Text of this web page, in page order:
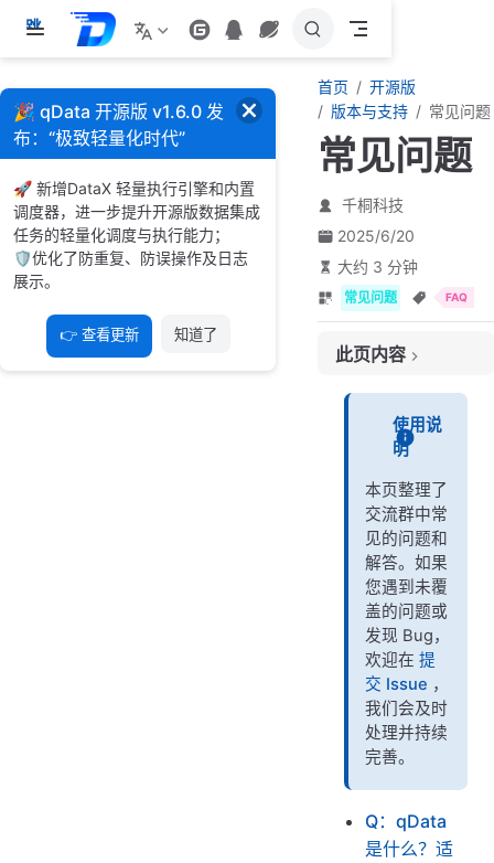
跳
內
容
首页
开源版
版本与支持
常见问题
常见问题
千桐科技
2025/6/20
大约 3 分钟
常见问题 FAQ
此页内容
使用说
明
本页整理了
交流群中常
见的问题和
解答。如果
您遇到未覆
盖的问题或
发现 Bug，
欢迎在 提
交 Issue ，
我们会及时
处理并持续
完善。
Q：qData
是什么？适
🎉 qData 开源版 v1.6.0 发
布：“极致轻量化时代”
🚀 新增DataX 轻量执行引擎和内置
调度器，进一步提升开源版数据集成
任务的轻量化调度与执行能力；
🛡️优化了防重复、防误操作及日志
展示。
👉 查看更新 知道了